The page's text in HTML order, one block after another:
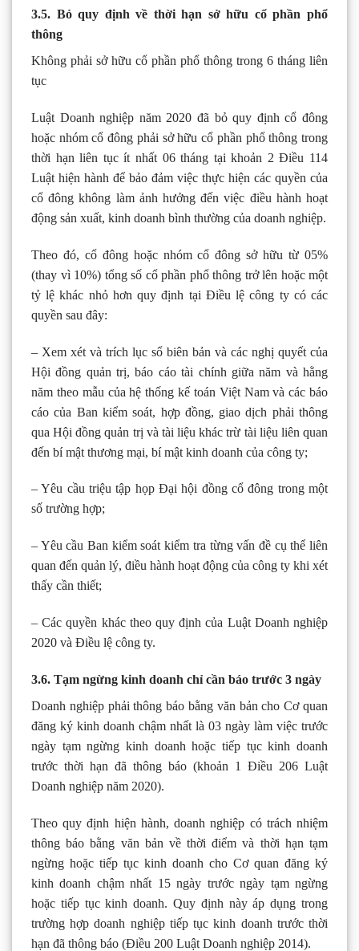
3.5. Bỏ quy định về thời hạn sở hữu cổ phần phổ
thông
Không phải sở hữu cổ phần phổ thông trong 6 tháng liên
tục
Luật Doanh nghiệp năm 2020 đã bỏ quy định cổ đông
hoặc nhóm cổ đông phải sở hữu cổ phần phổ thông trong
thời hạn liên tục ít nhất 06 tháng tại khoản 2 Điều 114
Luật hiện hành để bảo đảm việc thực hiện các quyền của
cổ đông không làm ảnh hưởng đến việc điều hành hoạt
động sản xuất, kinh doanh bình thường của doanh nghiệp.
Theo đó, cổ đông hoặc nhóm cổ đông sở hữu từ 05%
(thay vì 10%) tổng số cổ phần phổ thông trở lên hoặc một
tỷ lệ khác nhỏ hơn quy định tại Điều lệ công ty có các
quyền sau đây:
– Xem xét và trích lục sổ biên bản và các nghị quyết của
Hội đồng quản trị, báo cáo tài chính giữa năm và hằng
năm theo mẫu của hệ thống kế toán Việt Nam và các báo
cáo của Ban kiểm soát, hợp đồng, giao dịch phải thông
qua Hội đồng quản trị và tài liệu khác trừ tài liệu liên quan
đến bí mật thương mại, bí mật kinh doanh của công ty;
– Yêu cầu triệu tập họp Đại hội đồng cổ đông trong một
số trường hợp;
– Yêu cầu Ban kiểm soát kiểm tra từng vấn đề cụ thể liên
quan đến quản lý, điều hành hoạt động của công ty khi xét
thấy cần thiết;
– Các quyền khác theo quy định của Luật Doanh nghiệp
2020 và Điều lệ công ty.
3.6. Tạm ngừng kinh doanh chỉ cần báo trước 3 ngày
Doanh nghiệp phải thông báo bằng văn bản cho Cơ quan
đăng ký kinh doanh chậm nhất là 03 ngày làm việc trước
ngày tạm ngừng kinh doanh hoặc tiếp tục kinh doanh
trước thời hạn đã thông báo (khoản 1 Điều 206 Luật
Doanh nghiệp năm 2020).
Theo quy định hiện hành, doanh nghiệp có trách nhiệm
thông báo bằng văn bản về thời điểm và thời hạn tạm
ngừng hoặc tiếp tục kinh doanh cho Cơ quan đăng ký
kinh doanh chậm nhất 15 ngày trước ngày tạm ngừng
hoặc tiếp tục kinh doanh. Quy định này áp dụng trong
trường hợp doanh nghiệp tiếp tục kinh doanh trước thời
hạn đã thông báo (Điều 200 Luật Doanh nghiệp 2014).